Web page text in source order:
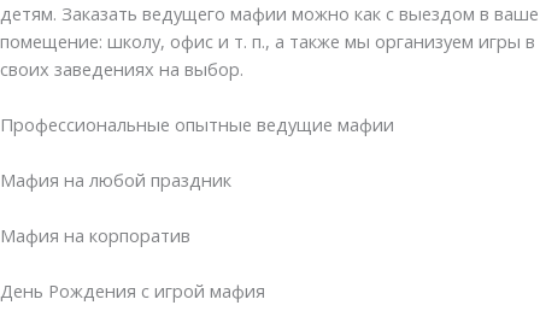
детям. Заказать ведущего мафии можно как с выездом в ваше
помещение: школу, офис и т. п., а также мы организуем игры в
своих заведениях на выбор.
Профессиональные опытные ведущие мафии
Мафия на любой праздник
Мафия на корпоратив
День Рождения с игрой мафия